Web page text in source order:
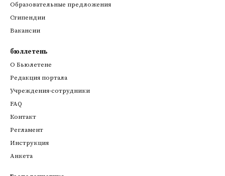
Образовательные предложения
Стипендии
Вакансии
бюллетень
О Бьюлетене
Редакция портала
Учреждения-сотрудники
FAQ
Контакт
Регламент
Инструкция
Анкета